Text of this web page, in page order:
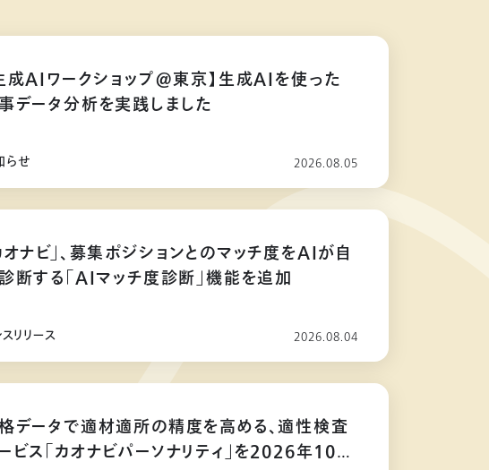
成AIワークショップ@東京】生成AIを使った
データ分析を実践しました
らせ 2026.08.05
オナビ」、募集ポジションとのマッチ度をAIが自
断する「AIマッチ度診断」機能を追加
リリース 2026.08.04
データで適材適所の精度を高める、適性検査
ビス「カオナビパーソナリティ」を2026年10月